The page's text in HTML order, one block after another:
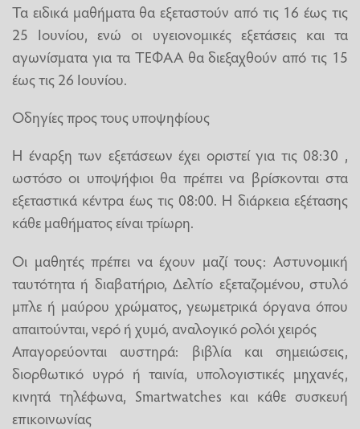
Τα ειδικά μαθήματα θα εξεταστούν από τις 16 έως τις
25 Ιουνίου, ενώ οι υγειονομικές εξετάσεις και τα
αγωνίσματα για τα ΤΕΦΑΑ θα διεξαχθούν από τις 15
έως τις 26 Ιουνίου.
Οδηγίες προς τους υποψηφίους
Η έναρξη των εξετάσεων έχει οριστεί για τις 08:30 ,
ωστόσο οι υποψήφιοι θα πρέπει να βρίσκονται στα
εξεταστικά κέντρα έως τις 08:00. Η διάρκεια εξέτασης
κάθε μαθήματος είναι τρίωρη.
Οι μαθητές πρέπει να έχουν μαζί τους: Αστυνομική
ταυτότητα ή διαβατήριο, Δελτίο εξεταζομένου, στυλό
μπλε ή μαύρου χρώματος, γεωμετρικά όργανα όπου
απαιτούνται, νερό ή χυμό, αναλογικό ρολόι χειρός
Απαγορεύονται αυστηρά: βιβλία και σημειώσεις,
διορθωτικό υγρό ή ταινία, υπολογιστικές μηχανές,
κινητά τηλέφωνα, Smartwatches και κάθε συσκευή
επικοινωνίας